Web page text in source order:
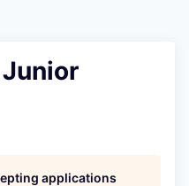
applications